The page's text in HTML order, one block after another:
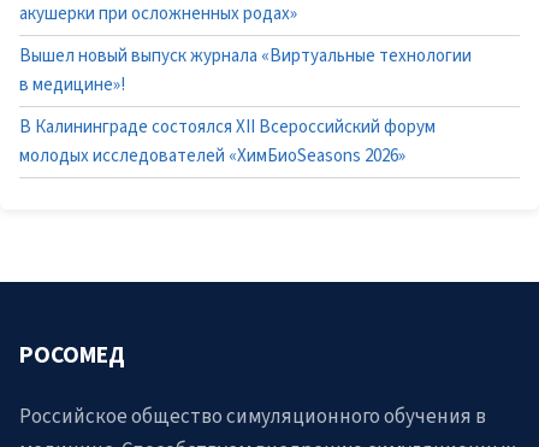
акушерки при осложненных родах»
Вышел новый выпуск журнала «Виртуальные технологии
в медицине»!
В Калининграде состоялся XII Всероссийский форум
молодых исследователей «ХимБиоSeasons 2026»
РОСОМЕД
Российское общество симуляционного обучения в